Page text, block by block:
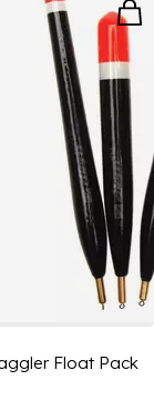
Float Pack